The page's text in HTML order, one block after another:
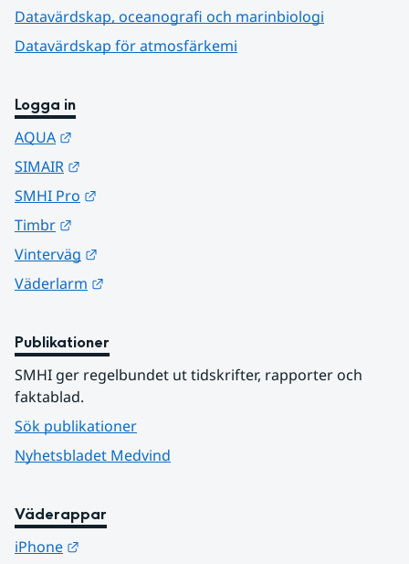
Datavärdskap, oceanografi och marinbiologi
Datavärdskap för atmosfärkemi
Logga in
AQUA
SIMAIR
SMHI Pro
Timbr
Vinterväg
Väderlarm
Publikationer
SMHI ger regelbundet ut tidskrifter, rapporter och
faktablad.
Sök publikationer
Nyhetsbladet Medvind
Väderappar
iPhone